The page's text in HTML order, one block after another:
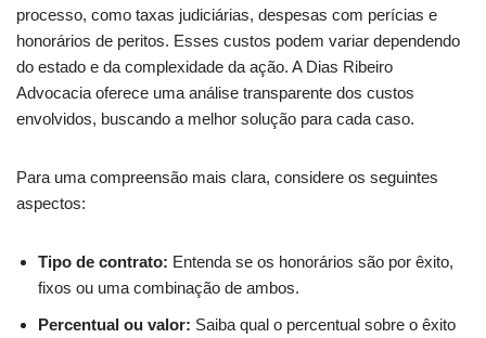
processo, como taxas judiciárias, despesas com perícias e
honorários de peritos. Esses custos podem variar dependendo
do estado e da complexidade da ação. A Dias Ribeiro
Advocacia oferece uma análise transparente dos custos
envolvidos, buscando a melhor solução para cada caso.
Para uma compreensão mais clara, considere os seguintes
aspectos:
Tipo de contrato: Entenda se os honorários são por êxito,
fixos ou uma combinação de ambos.
Percentual ou valor: Saiba qual o percentual sobre o êxito